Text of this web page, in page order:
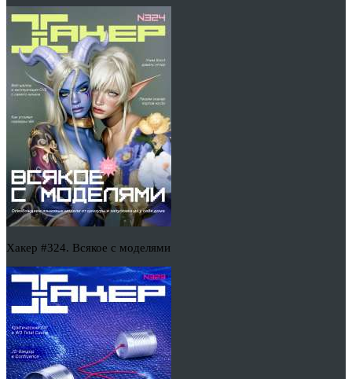
Хакер #324. Всякое с моделями